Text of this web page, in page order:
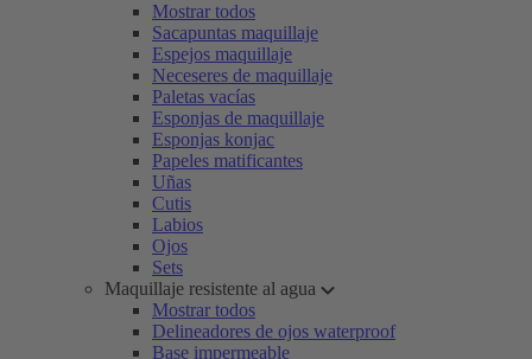
Mostrar todos
Sacapuntas maquillaje
Espejos maquillaje
Neceseres de maquillaje
Paletas vacías
Esponjas de maquillaje
Esponjas konjac
Papeles matificantes
Uñas
Cutis
Labios
Ojos
Sets
Maquillaje resistente al agua
Mostrar todos
Delineadores de ojos waterproof
Base impermeable